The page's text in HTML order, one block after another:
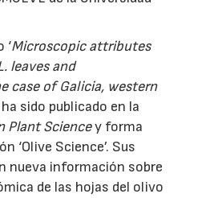
‘Microscopic attributes
leaves and
case of Galicia, western
ha sido publicado en la
Plant Sciencey forma
‘Olive Science’. Sus
nueva información sobre
de las hojas del olivo